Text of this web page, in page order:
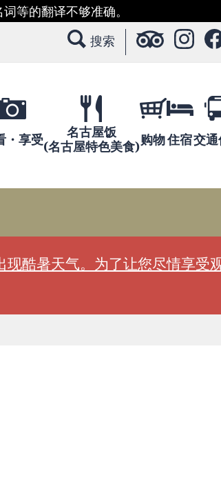
等的翻译不够准确。
搜索
・享受
名古屋饭
(名古屋特色美食)购物住宿交
现酷暑天气。为了让您尽情享受